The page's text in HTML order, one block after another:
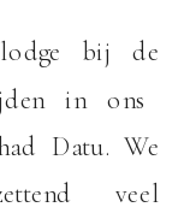
bij de
in ons
Datu. We
veel